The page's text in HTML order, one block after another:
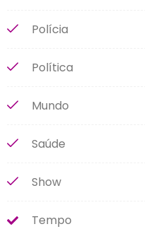
Polícia
Política
Mundo
Saúde
Show
Tempo